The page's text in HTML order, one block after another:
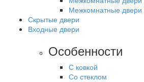
Межкомнатные двери
Скрытые двери
Входные двери
Особенности
С ковкой
Со стеклом